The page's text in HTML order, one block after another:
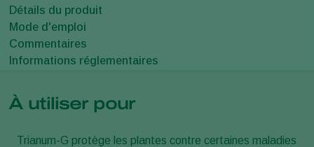
Détails du produit
Mode d'emploi
Commentaires
Informations réglementaires
À utiliser pour
Trianum-G protège les plantes contre certaines maladies